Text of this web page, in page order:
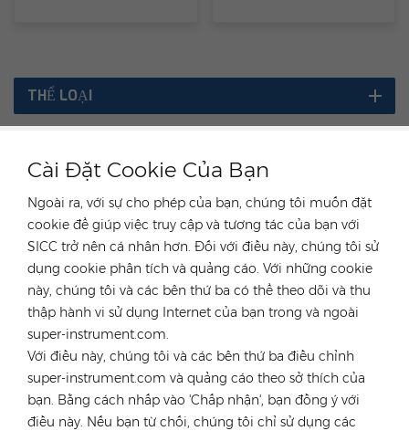
Cài Đặt Cookie Của Bạn
Ngoài ra, với sự cho phép của bạn, chúng tôi muốn đặt
cookie để giúp việc truy cập và tương tác của bạn với
SICC trở nên cá nhân hơn. Đối với điều này, chúng tôi sử
dụng cookie phân tích và quảng cáo. Với những cookie
này, chúng tôi và các bên thứ ba có thể theo dõi và thu
thập hành vi sử dụng Internet của bạn trong và ngoài
super-instrument.com.
Với điều này, chúng tôi và các bên thứ ba điều chỉnh
super-instrument.com và quảng cáo theo sở thích của
bạn. Bằng cách nhấp vào 'Chấp nhận', bạn đồng ý với
điều này. Nếu bạn từ chối, chúng tôi chỉ sử dụng các
THỂ LOẠI
LIÊN HỆ VỚI CHUYÊN GIA CỦA CHÚNG TÔI
nước Đức
điện thoại : +49 176 55258880
E-mail :
anna@rongstar.com
Văn phòng & Kho bãi :Industriestraße 40,
52457 Aldenhoven, Deutschland